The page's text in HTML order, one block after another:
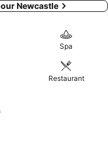
Newcastle
Spa
Restaurant